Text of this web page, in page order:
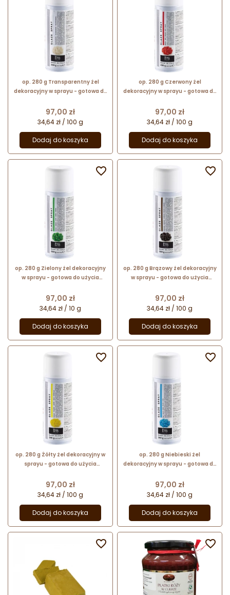
op. 280 g Transparentny żel
dekoracyjny w sprayu - gotowa do
Spray Silikomart
Cena
97,00 zł
34,64 zł / 100 g
Dodaj do koszyka
op. 280 g Czerwony żel
dekoracyjny w sprayu - gotowa do
Spray Silikomart
Cena
97,00 zł
34,64 zł / 100 g
Dodaj do koszyka
op. 280 g Zielony żel dekoracyjny
w sprayu - gotowa do użycia
Silikomart
Cena
97,00 zł
34,64 zł / 10 g
Dodaj do koszyka

op. 280 g Brązowy żel dekoracyjny
w sprayu - gotowa do użycia
Silikomart
Cena
97,00 zł
34,64 zł / 100 g
Dodaj do koszyka

op. 280 g Żółty żel dekoracyjny w
sprayu - gotowa do użycia
Silikomart
Cena
97,00 zł
34,64 zł / 100 g
Dodaj do koszyka

op. 280 g Niebieski żel
dekoracyjny w sprayu - gotowa do
Spray Silikomart
Cena
97,00 zł
34,64 zł / 100 g
Dodaj do koszyka

 